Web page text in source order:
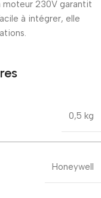
moteur 230V garantit
à intégrer, elle
0,5 kg
Honeywell